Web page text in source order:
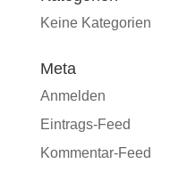
Keine Kategorien
Meta
Anmelden
Eintrags-Feed
Kommentar-Feed